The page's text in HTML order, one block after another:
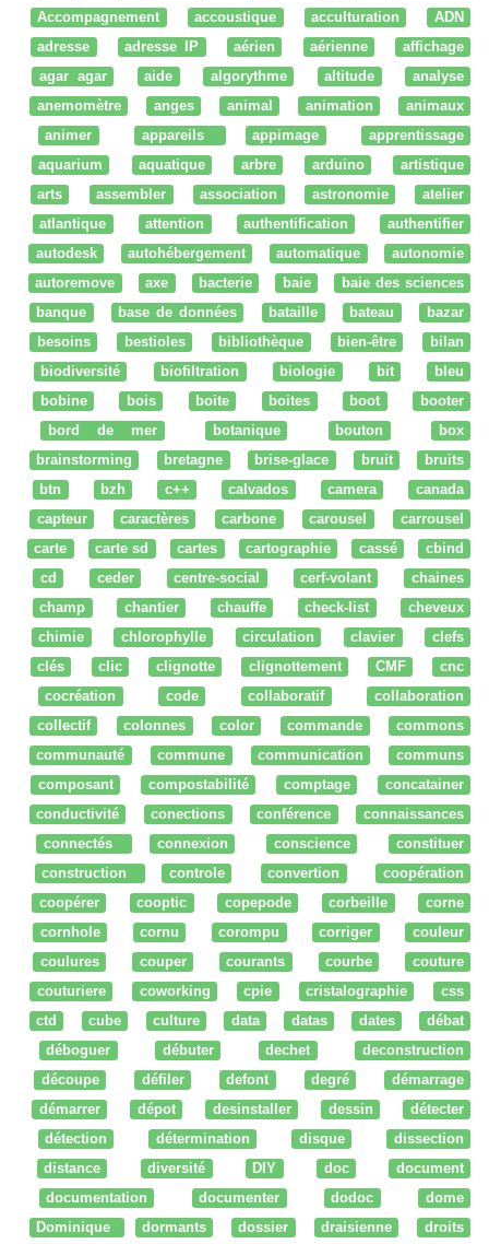
Accompagnement
accoustique acculturation
ADN
adresse
adresse IP aérien aérienne
affichage
agar agar
aide algorythme altitude
analyse
anemomètre
anges animal animation
animaux
animer
appareils appimage
apprentissage
aquarium
aquatique arbre arduino
artistique
arts
assembler association astronomie
atelier
atlantique
attention authentification
authentifier
autodesk
autohébergement automatique
autonomie
autoremove
axe bacterie baie
baie des sciences
banque
base de données bataille bateau
bazar
besoins
bestioles bibliothèque bien-être
bilan
biodiversité
biofiltration biologie bit
bleu
bobine
bois boite boites boot
booter
bord de mer
botanique bouton
box
brainstorming
bretagne brise-glace bruit
bruits
btn
bzh c++ calvados camera
canada
capteur
caractères carbone carousel
carrousel
carte
carte sd cartes cartographie cassé
cbind
cd
ceder centre-social cerf-volant
chaines
champ
chantier chauffe check-list
cheveux
chimie
chlorophylle circulation clavier
clefs
clés
clic clignotte clignottement CMF
cnc
cocréation
code collaboratif
collaboration
collectif
colonnes color commande
commons
communauté
commune communication
communs
composant
compostabilité comptage
concatainer
conductivité
conections conférence
connaissances
connectés
connexion conscience
constituer
construction
controle convertion
coopération
coopérer
cooptic copepode corbeille
corne
cornhole
cornu corompu corriger
couleur
coulures
couper courants courbe
couture
couturiere
coworking cpie cristalographie
css
ctd
cube culture data datas dates
débat
déboguer
débuter dechet
deconstruction
découpe
défiler defont degré
démarrage
démarrer
dépot desinstaller dessin
détecter
détection
détermination disque
dissection
distance
diversité DIY doc
document
documentation
documenter dodoc
dome
Dominique
dormants dossier draisienne droits